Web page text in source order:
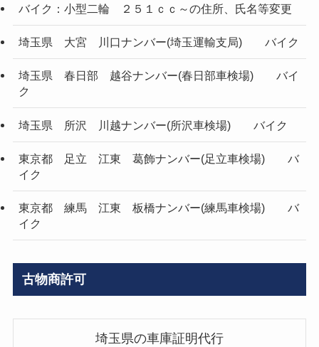
バイク：小型二輪 ２５１ｃｃ～の住所、氏名等変更
埼玉県 大宮 川口ナンバー(埼玉運輸支局) バイク
埼玉県 春日部 越谷ナンバー(春日部車検場) バイ
ク
埼玉県 所沢 川越ナンバー(所沢車検場) バイク
東京都 足立 江東 葛飾ナンバー(足立車検場) バ
イク
東京都 練馬 江東 板橋ナンバー(練馬車検場) バ
イク
古物商許可
埼玉県の車庫証明代行